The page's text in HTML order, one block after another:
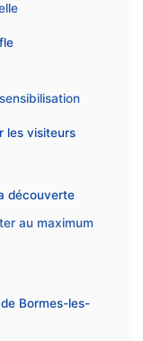
les visiteurs
découverte
au maximum
Bormes-les-